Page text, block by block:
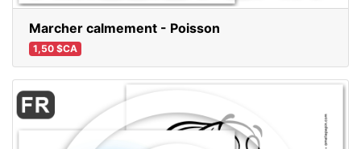
Marcher calmement - Poisson
1,50 $CA